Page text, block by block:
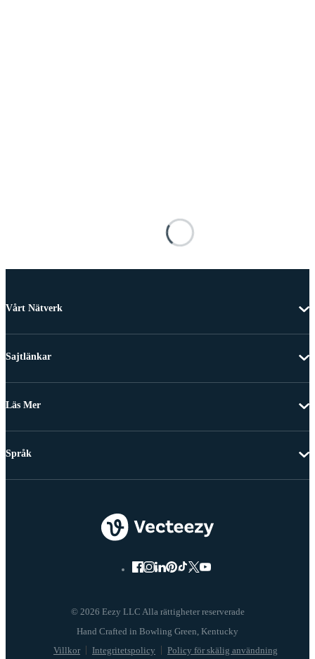
Vårt Nätverk
Sajtlänkar
Läs Mer
© 2026 Eezy LLC Alla rättigheter reserverade
Villkor Integritetspolicy Policy för skälig användning
Språk